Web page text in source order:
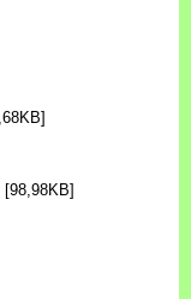
[98,98KB]